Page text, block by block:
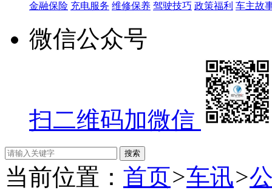
金融保险 充电服务 维修保养 驾驶技巧 政策福利 车主故
微信公众号
扫二维码加微信
当前位置： 首页>车讯>